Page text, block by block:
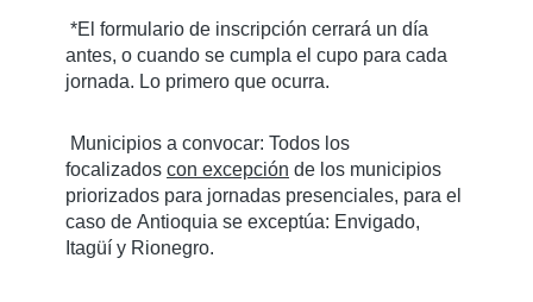
*El formulario de inscripción cerrará un día
antes, o cuando se cumpla el cupo para cada
jornada. Lo primero que ocurra.
Municipios a convocar: Todos los
focalizados con excepción de los municipios
priorizados para jornadas presenciales, para el
caso de Antioquia se exceptúa: Envigado,
Itagüí y Rionegro.